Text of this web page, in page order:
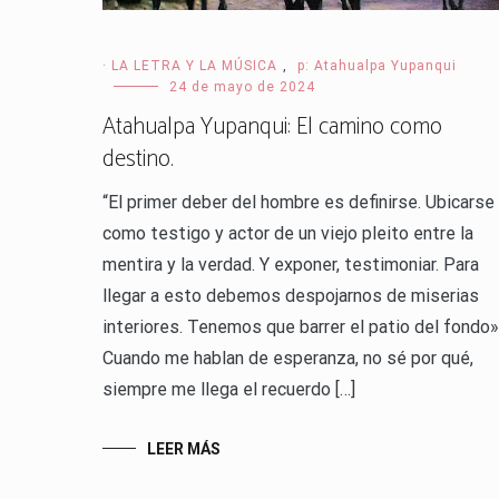
· LA LETRA Y LA MÚSICA ,
p: Atahualpa Yupanqui
24 de mayo de 2024
Atahualpa Yupanqui: El camino como
destino.
“El primer deber del hombre es definirse. Ubicarse
como testigo y actor de un viejo pleito entre la
mentira y la verdad. Y exponer, testimoniar. Para
llegar a esto debemos despojarnos de miserias
interiores. Tenemos que barrer el patio del
Cuando me hablan de esperanza, no sé por qué,
siempre me llega el recuerdo […]
LEER MÁS